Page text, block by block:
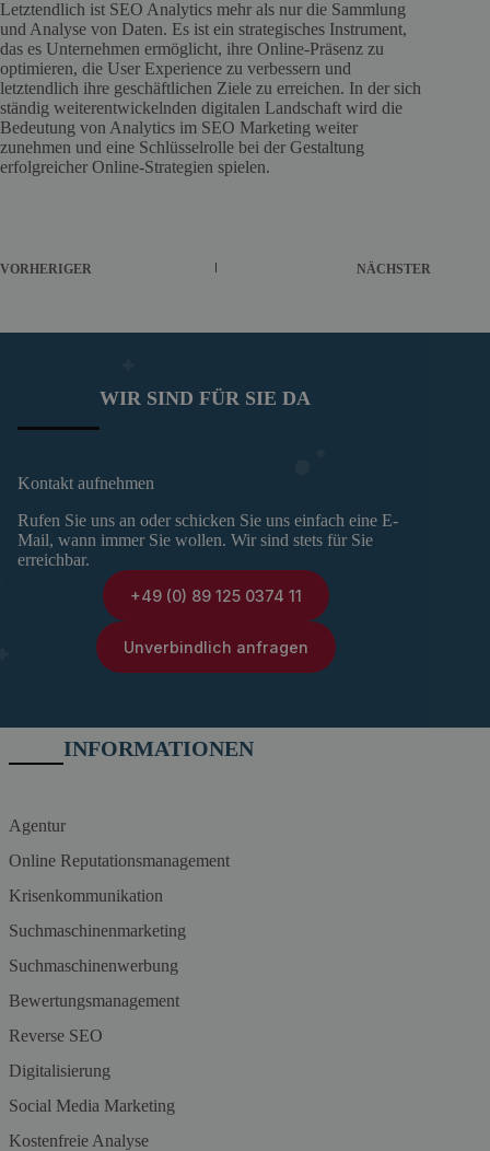
Letztendlich ist SEO Analytics mehr als nur die Sammlung
und Analyse von Daten. Es ist ein strategisches Instrument,
das es Unternehmen ermöglicht, ihre Online-Präsenz zu
optimieren, die User Experience zu verbessern und
letztendlich ihre geschäftlichen Ziele zu erreichen. In der sich
ständig weiterentwickelnden digitalen Landschaft wird die
Bedeutung von Analytics im SEO Marketing weiter
zunehmen und eine Schlüsselrolle bei der Gestaltung
erfolgreicher Online-Strategien spielen.
VORHERIGER NÄCHSTER
WIR SIND FÜR SIE DA
Kontakt aufnehmen
Rufen Sie uns an oder schicken Sie uns einfach eine E-
Mail, wann immer Sie wollen. Wir sind stets für Sie
erreichbar.
+49 (0) 89 125 0374 11
Unverbindlich anfragen
INFORMATIONEN
Agentur
Online Reputationsmanagement
Krisenkommunikation
Suchmaschinenmarketing
Suchmaschinenwerbung
Bewertungsmanagement
Reverse SEO
Digitalisierung
Social Media Marketing
Kostenfreie Analyse